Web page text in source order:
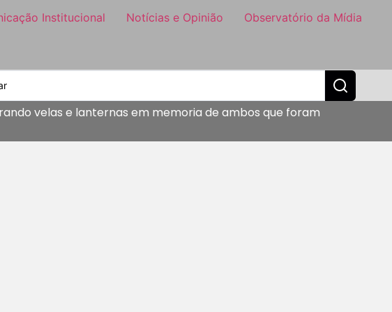
Institucional Notícias e Opinião Observatório da Mídia
velas e lanternas em memoria de ambos que foram